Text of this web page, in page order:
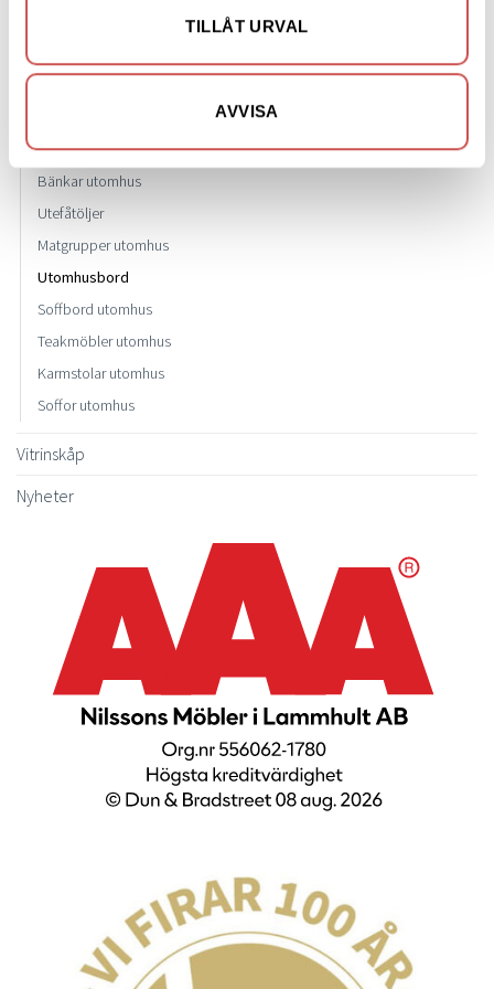
TILLÅT URVAL
AVVISA
Loungefåtöljer
Bänkar utomhus
Utefåtöljer
Matgrupper utomhus
Utomhusbord
Soffbord utomhus
Teakmöbler utomhus
Karmstolar utomhus
Soffor utomhus
Vitrinskåp
Nyheter